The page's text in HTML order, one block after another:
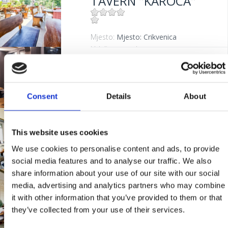
Consent Details About
This website uses cookies
We use cookies to personalise content and ads, to provide
social media features and to analyse our traffic. We also
share information about your use of our site with our social
media, advertising and analytics partners who may combine
it with other information that you’ve provided to them or that
they’ve collected from your use of their services.
Mjesto: Mjesto: Crikvenica
Udaljenost od mora:
Mjesto:Mjesto: Crikvenica
Udaljenost od mora:400 m
RESTORAN "FERAL"